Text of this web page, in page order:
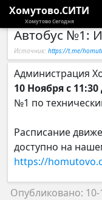
Хомутово.СИТИ
Хомутово Сегодня
Автобус №1:
Источник: https://t.me/
Администрация
10 Ноябряс
№1 по
Расписание
доступно на
https://
Опубликовано: 10-